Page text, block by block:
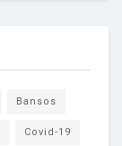
Bansos
Covid-19